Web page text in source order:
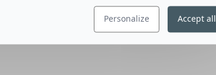
de Ligatus France
Personalize Accept all